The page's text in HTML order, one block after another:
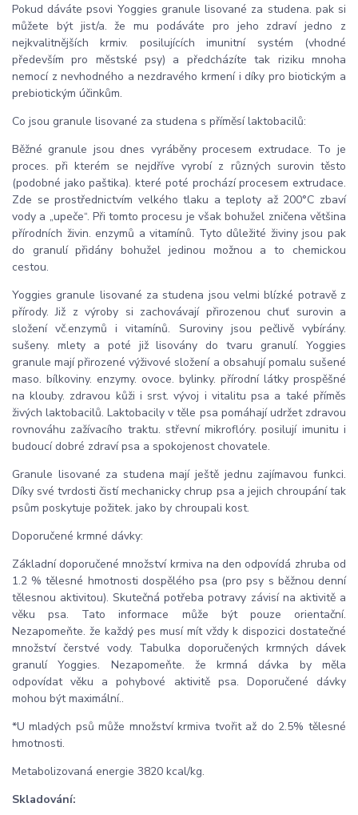
Pokud dáváte psovi Yoggies granule lisované za studena. pak si
můžete být jist/a. že mu podáváte pro jeho zdraví jedno z
nejkvalitnějších krmiv. posilujících imunitní systém (vhodné
především pro městské psy) a předcházíte tak riziku mnoha
nemocí z nevhodného a nezdravého krmení i díky pro biotickým a
prebiotickým účinkům.
Co jsou granule lisované za studena s příměsí laktobacilů:
Běžné granule jsou dnes vyráběny procesem extrudace. To je
proces. při kterém se nejdříve vyrobí z různých surovin těsto
(podobné jako paštika). které poté prochází procesem extrudace.
Zde se prostřednictvím velkého tlaku a teploty až 200°C zbaví
vody a „upeče“. Při tomto procesu je však bohužel zničena většina
přírodních živin. enzymů a vitamínů. Tyto důležité živiny jsou pak
do granulí přidány bohužel jedinou možnou a to chemickou
cestou.
Yoggies granule lisované za studena jsou velmi blízké potravě z
přírody. Již z výroby si zachovávají přirozenou chuť surovin a
složení vč.enzymů i vitamínů. Suroviny jsou pečlivě vybírány.
sušeny. mlety a poté již lisovány do tvaru granulí. Yoggies
granule mají přirozené výživové složení a obsahují pomalu sušené
maso. bílkoviny. enzymy. ovoce. bylinky. přírodní látky prospěšné
na klouby. zdravou kůži i srst. vývoj i vitalitu psa a také příměs
živých laktobacilů. Laktobacily v těle psa pomáhají udržet zdravou
rovnováhu zažívacího traktu. střevní mikroflóry. posilují imunitu i
budoucí dobré zdraví psa a spokojenost chovatele.
Granule lisované za studena mají ještě jednu zajímavou funkci.
Díky své tvrdosti čistí mechanicky chrup psa a jejich chroupání tak
psům poskytuje požitek. jako by chroupali kost.
Doporučené krmné dávky:
Základní doporučené množství krmiva na den odpovídá zhruba od
1.2 % tělesné hmotnosti dospělého psa (pro psy s běžnou denní
tělesnou aktivitou). Skutečná potřeba potravy závisí na aktivitě a
věku psa. Tato informace může být pouze orientační.
Nezapomeňte. že každý pes musí mít vždy k dispozici dostatečné
množství čerstvé vody. Tabulka doporučených krmných dávek
granulí Yoggies. Nezapomeňte. že krmná dávka by měla
odpovídat věku a pohybové aktivitě psa. Doporučené dávky
mohou být maximální..
*U mladých psů může množství krmiva tvořit až do 2.5% tělesné
hmotnosti.
Metabolizovaná energie 3820 kcal/kg.
Skladování: